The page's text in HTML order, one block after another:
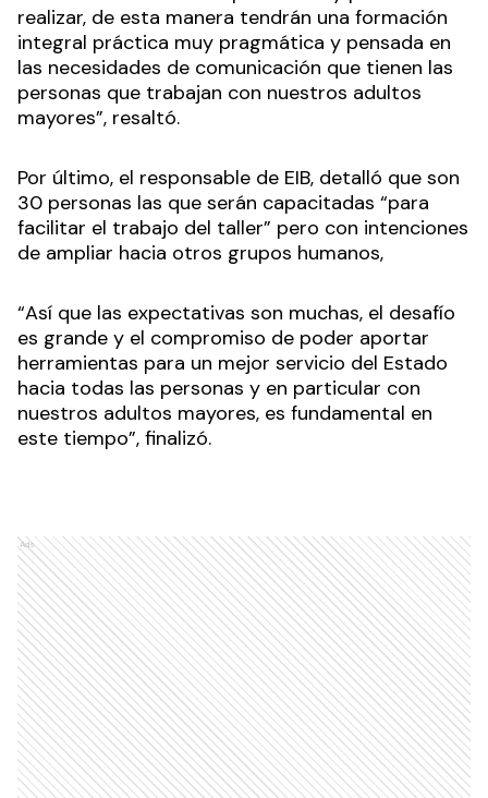
realizar, de esta manera tendrán una formación
integral práctica muy pragmática y pensada en
las necesidades de comunicación que tienen las
personas que trabajan con nuestros adultos
mayores”, resaltó.
Por último, el responsable de EIB, detalló que son
30 personas las que serán capacitadas “para
facilitar el trabajo del taller” pero con intenciones
de ampliar hacia otros grupos humanos,
“Así que las expectativas son muchas, el desafío
es grande y el compromiso de poder aportar
herramientas para un mejor servicio del Estado
hacia todas las personas y en particular con
nuestros adultos mayores, es fundamental en
este tiempo”, finalizó.
Ads